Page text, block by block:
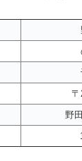
〒
野